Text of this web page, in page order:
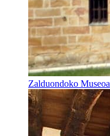
Zalduondoko Museoa